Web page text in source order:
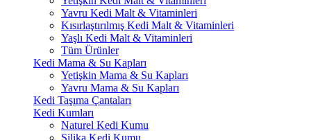
Yavru Kedi Malt & Vitaminleri
Kısırlaştırılmış Kedi Malt & Vitaminleri
Yaşlı Kedi Malt & Vitaminleri
Tüm Ürünler
Kedi Mama & Su Kapları
Yetişkin Mama & Su Kapları
Yavru Mama & Su Kapları
Kedi Taşıma Çantaları
Kedi Kumları
Naturel Kedi Kumu
Silika Kedi Kumu